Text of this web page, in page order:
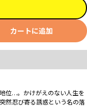
カートに追加
位…。かけがえのない人生を
然忍び寄る誘惑という名の落